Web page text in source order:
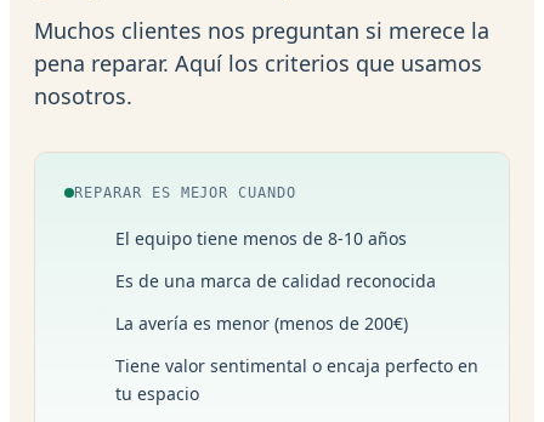
Muchos clientes nos preguntan si merece la
pena reparar. Aquí los criterios que usamos
nosotros.
REPARAR ES MEJOR CUANDO
El equipo tiene menos de 8-10 años
Es de una marca de calidad reconocida
La avería es menor (menos de 200€)
Tiene valor sentimental o encaja perfecto en
tu espacio